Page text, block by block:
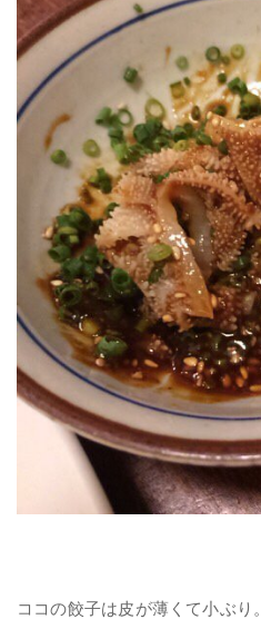
ココの餃子は皮が薄くて小ぶり。